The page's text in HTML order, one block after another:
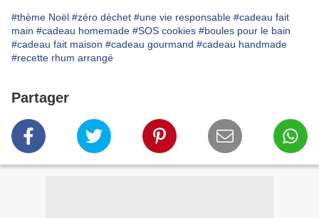
#thème Noël #zéro déchet #une vie responsable #cadeau fait
main #cadeau homemade #SOS cookies #boules pour le bain
#cadeau fait maison #cadeau gourmand #cadeau handmade
#recette rhum arrangé
Partager